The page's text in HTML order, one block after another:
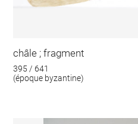
châle ; fragment
395 / 641
(époque byzantine)